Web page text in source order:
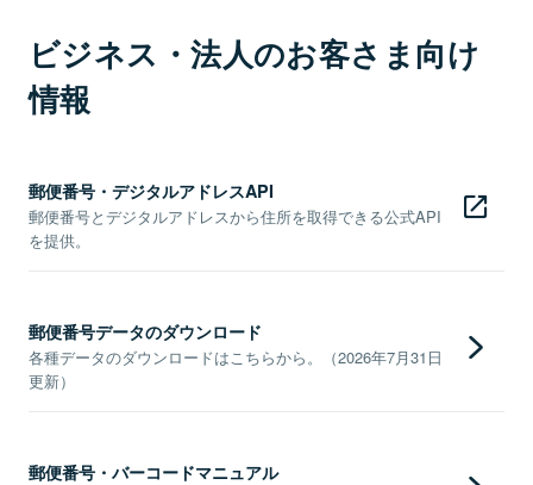
ビジネス・法人のお客さま向け
情報
郵便番号・デジタルアドレスAPI
郵便番号とデジタルアドレスから住所を取得できる公式API
を提供。
郵便番号データのダウンロード
各種データのダウンロードはこちらから。（2026年7月31日
更新）
郵便番号・バーコードマニュアル